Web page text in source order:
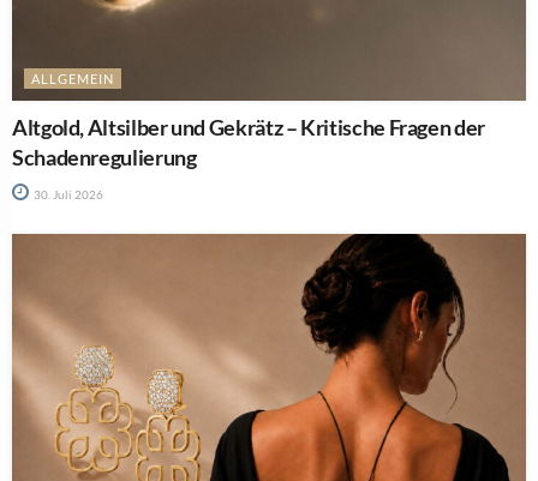
ALLGEMEIN
Altgold, Altsilber und Gekrätz – Kritische Fragen der
Schadenregulierung
30. Juli 2026